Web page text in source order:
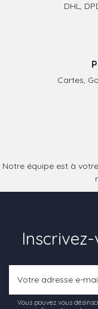
DHL,
Cartes,
Notre équipe est à
Vous pouvez vous